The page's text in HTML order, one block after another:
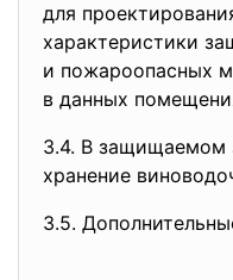
для
характеристики
и пожароопасных
в данных
3.4. В защищаемом
хранение
3.5.